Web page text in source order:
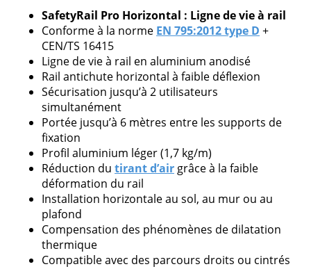
demandes issues de professionnels.
Veuillez
laisser
champ
vide.
SafetyRail Pro Horizontal : Ligne de vie à rail
Conforme à la norme EN 795:2012 type D +
CEN/TS 16415
Ligne de vie à rail en aluminium anodisé
Rail antichute horizontal à faible déflexion
Sécurisation jusqu’à 2 utilisateurs
simultanément
Portée jusqu’à 6 mètres entre les supports de
fixation
Profil aluminium léger (1,7 kg/m)
Réduction du tirant d’air grâce à la faible
déformation du rail
Installation horizontale au sol, au mur ou au
plafond
Compensation des phénomènes de dilatation
thermique
Compatible avec des parcours droits ou cintrés